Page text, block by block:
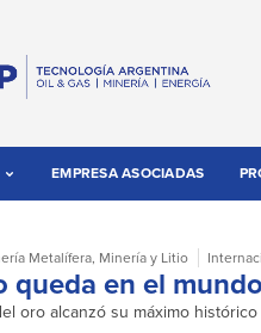
EMPRESA ASOCIADAS
Metalífera, Minería y Litio
queda en el
oro alcanzó su máximo